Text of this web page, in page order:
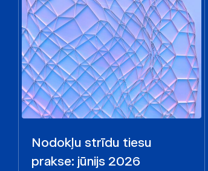
Nodokļu strīdu tiesu
prakse: jūnijs 2026